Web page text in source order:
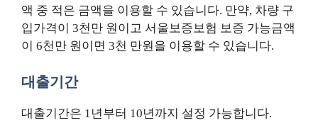
액 중 적은 금액을 이용할 수 있습니다. 만약, 차량 구
입가격이 3천만 원이고 서울보증보험 보증 가능금액
이 6천만 원이면 3천 만원을 이용할 수 있습니다.
대출기간
대출기간은 1년부터 10년까지 설정 가능합니다.